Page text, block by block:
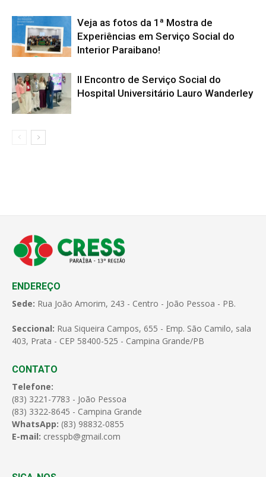
Veja as fotos da 1ª Mostra de
Experiências em Serviço Social do
Interior Paraibano!
II Encontro de Serviço Social do
Hospital Universitário Lauro Wanderley
ENDEREÇO
Sede: Rua João Amorim, 243 - Centro - João Pessoa - PB.
Seccional: Rua Siqueira Campos, 655 - Emp. São Camilo, sala
403, Prata - CEP 58400-525 - Campina Grande/PB
CONTATO
Telefone:
(83) 3221-7783 - João Pessoa
(83) 3322-8645 - Campina Grande
WhatsApp: (83) 98832-0855
E-mail: cresspb@gmail.com